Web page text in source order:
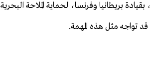
بقيادة بريطانيا وفرنسا، لحماية الملاحة البحرية
تواجه مثل هذه المهمة.